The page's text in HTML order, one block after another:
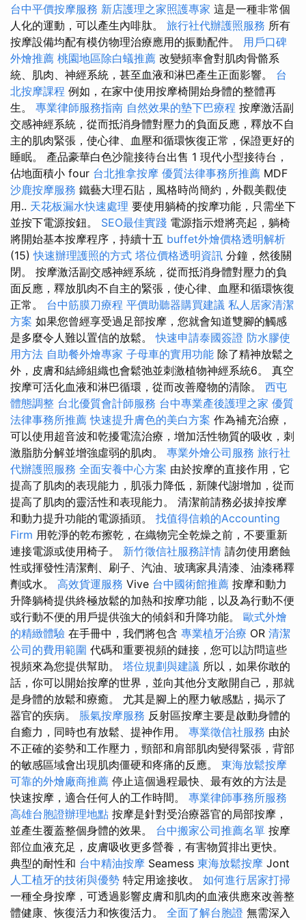
台中平價按摩服務 新店護理之家照護專家 這是一種非常個
人化的運動，可以產生內啡肽。 旅行社代辦護照服務 所有
按摩設備均配有模仿物理治療應用的振動配件。 用戶口碑
外燴推薦 桃園地區除白蟻推薦 改變頻率會對肌肉骨骼系
統、肌肉、神經系統，甚至血液和淋巴產生正面影響。 台
北按摩課程 例如，在家中使用按摩椅開始身體的整體再
生。 專業律師服務指南 自然效果的墊下巴療程 按摩激活副
交感神經系統，從而抵消身體對壓力的負面反應，釋放不自
主的肌肉緊張，使心律、血壓和循環恢復正常，保證更好的
睡眠。 產品豪華白色沙龍接待台出售 1 現代小型接待台，
佔地面積小 four 台北推拿按摩 優質法律事務所推薦 MDF
沙鹿按摩服務 鐵藝大理石貼，風格時尚簡約，外觀美觀使
用.. 天花板漏水快速處理 要使用躺椅的按摩功能，只需坐下
並按下電源按鈕。 SEO最佳實踐 電源指示燈將亮起，躺椅
將開始基本按摩程序，持續十五 buffet外燴價格透明解析
(15)快速辦理護照的方式 塔位價格透明資訊 分鐘，然後關
閉。 按摩激活副交感神經系統，從而抵消身體對壓力的負
面反應，釋放肌肉不自主的緊張，使心律、血壓和循環恢復
正常。 台中筋膜刀療程 平價助聽器購買建議 私人居家清潔
方案 如果您曾經享受過足部按摩，您就會知道雙腳的觸感
是多麼令人難以置信的放鬆。快速申請泰國簽證 防水膠使
用方法 自助餐外燴專家 子母車的實用功能 除了精神放鬆之
外，皮膚和結締組織也會鬆弛並刺激植物神經系統6。 真空
按摩可活化血液和淋巴循環，從而改善廢物的清除。 西屯
體態調整 台北優質會計師服務 台中專業產後護理之家 優質
法律事務所推薦 快速提升膚色的美白方案 作為補充治療，
可以使用超音波和乾擾電流治療，增加活性物質的吸收，刺
激脂肪分解並增強虛弱的肌肉。 專業外燴公司服務 旅行社
代辦護照服務 全面安養中心方案 由於按摩的直接作用，它
提高了肌肉的表現能力，肌張力降低，新陳代謝增加，從而
提高了肌肉的靈活性和表現能力。 清潔前請務必拔掉按摩
和動力提升功能的電源插頭。 找值得信賴的Accounting
Firm 用乾淨的乾布擦乾，在織物完全乾燥之前，不要重新
連接電源或使用椅子。 新竹徵信社服務詳情 請勿使用磨蝕
性或揮發性清潔劑、刷子、汽油、玻璃家具清漆、油漆稀釋
劑或水。 高效貨運服務 Vive 台中國術館推薦 按摩和動力
升降躺椅提供終極放鬆的加熱和按摩功能，以及為行動不便
或行動不便的用戶提供強大的傾斜和升降功能。 歐式外燴
的精緻體驗 在手冊中，我們將包含 專業植牙治療 OR 清潔
公司的費用範圍 代碼和重要視頻的鏈接，您可以訪問這些
視頻來為您提供幫助。 塔位規劃與建議 所以，如果你敢的
話，你可以開始按摩的世界，並向其他分支敞開自己，那就
是身體的放鬆和療癒。 尤其是腳上的壓力敏感點，揭示了
器官的疾病。 脹氣按摩服務 反射區按摩主要是啟動身體的
自癒力，同時也有放鬆、提神作用。 專業徵信社服務 由於
不正確的姿勢和工作壓力，頸部和肩部肌肉變得緊張，背部
的敏感區域會出現肌肉僵硬和疼痛的反應。 東海放鬆按摩
可靠的外燴廠商推薦 停止這個過程最快、最有效的方法是
快速按摩，適合任何人的工作時間。 專業律師事務所服務
高雄台胞證辦理地點 按摩是針對受治療器官的局部按摩，
並產生覆蓋整個身體的效果。 台中搬家公司推薦名單 按摩
部位血液充足，皮膚吸收更多營養，有害物質排出更快。
典型的耐性和 台中精油按摩 Seamess 東海放鬆按摩 Jont
人工植牙的技術與優勢 特定用途接收。 如何進行居家打掃
一種全身按摩，可透過影響皮膚和肌肉的血液供應來改善整
體健康、恢復活力和恢復活力。 全面了解台胞證 無需深入